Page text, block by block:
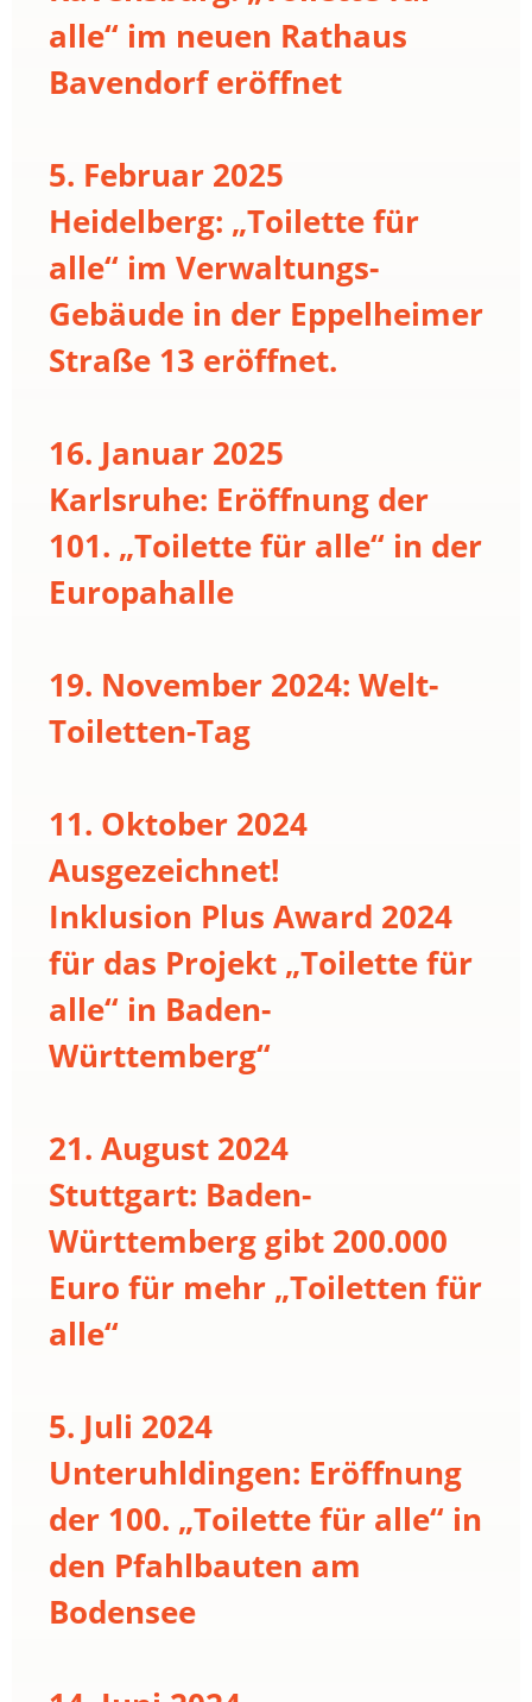
alle“ im neuen Rathaus
Bavendorf eröffnet
5. Februar 2025
Heidelberg: „Toilette für
alle“ im Verwaltungs-
Gebäude in der Eppelheimer
Straße 13 eröffnet.
16. Januar 2025
Karlsruhe: Eröffnung der
101. „Toilette für alle“ in der
Europahalle
19. November 2024: Welt-
Toiletten-Tag
11. Oktober 2024
Ausgezeichnet!
Inklusion Plus Award 2024
für das Projekt „Toilette für
alle“ in Baden-
Württemberg“
21. August 2024
Stuttgart: Baden-
Württemberg gibt 200.000
Euro für mehr „Toiletten für
alle“
5. Juli 2024
Unteruhldingen: Eröffnung
der 100. „Toilette für alle“ in
den Pfahlbauten am
Bodensee